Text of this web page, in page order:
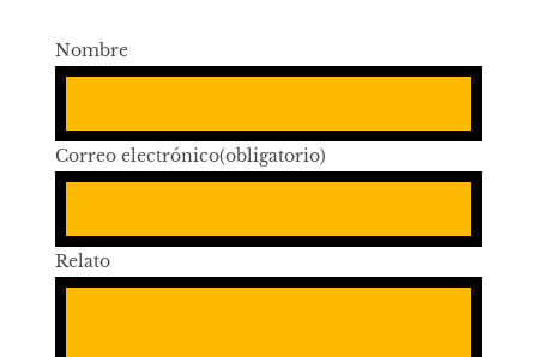
Nombre
Correo electrónico(obligatorio)
Relato